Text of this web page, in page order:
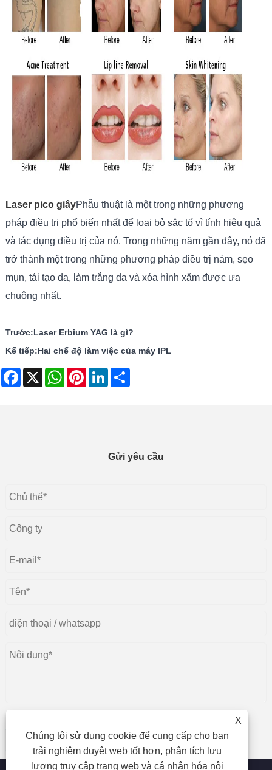
Laser pico giâyPhẫu thuật là một trong những phương
pháp điều trị phổ biến nhất để loại bỏ sắc tố vì tính hiệu quả
và tác dụng điều trị của nó. Trong những năm gần đây, nó đã
trở thành một trong những phương pháp điều trị nám, sẹo
mụn, tái tạo da, làm trắng da và xóa hình xăm được ưa
chuộng nhất.
Trước:Laser Erbium YAG là gì?
Kế tiếp:Hai chế độ làm việc của máy IPL
Facebook
X WhatsAppPinterestLinkedIn
Gửi yêu cầu
nộp
X
Chúng tôi sử dụng cookie để cung cấp cho bạn
trải nghiệm duyệt web tốt hơn, phân tích lưu
lượng truy cập trang web và cá nhân hóa nội